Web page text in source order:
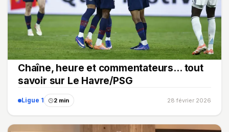
Chaîne, heure et commentateurs… tout
savoir sur Le Havre/PSG
Ligue 1 2 min 28 février 2026